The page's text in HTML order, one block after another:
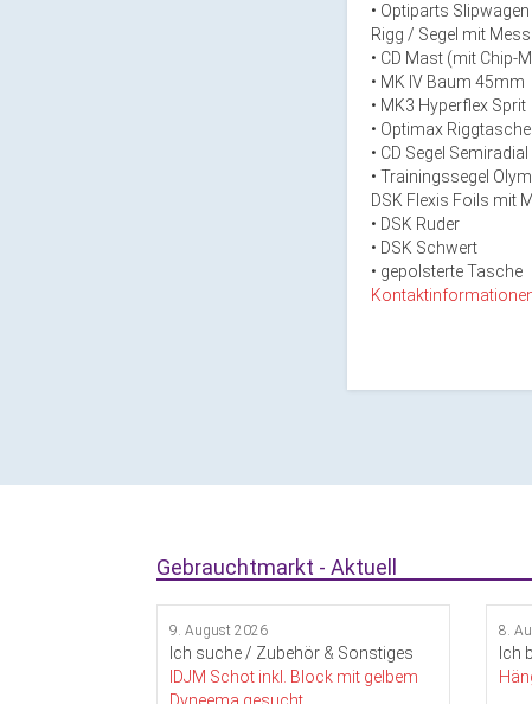
• Optiparts
Rigg / Segel mit
• CD Mast (mit Chip-
• MK IV Baum 45mm
• MK3 Hyperflex Sprit
• Optimax
• CD Segel
• Trainingssegel
DSK Flexis Foils mit
• DSK Ruder
• DSK Schwert
• gepolsterte Tasche
Gebrauchtmarkt - Aktuell
9. August 2026
Ich suche / Zubehör & Sonstiges
IDJM Schot inkl. Block mit gelbem
8.
Ich